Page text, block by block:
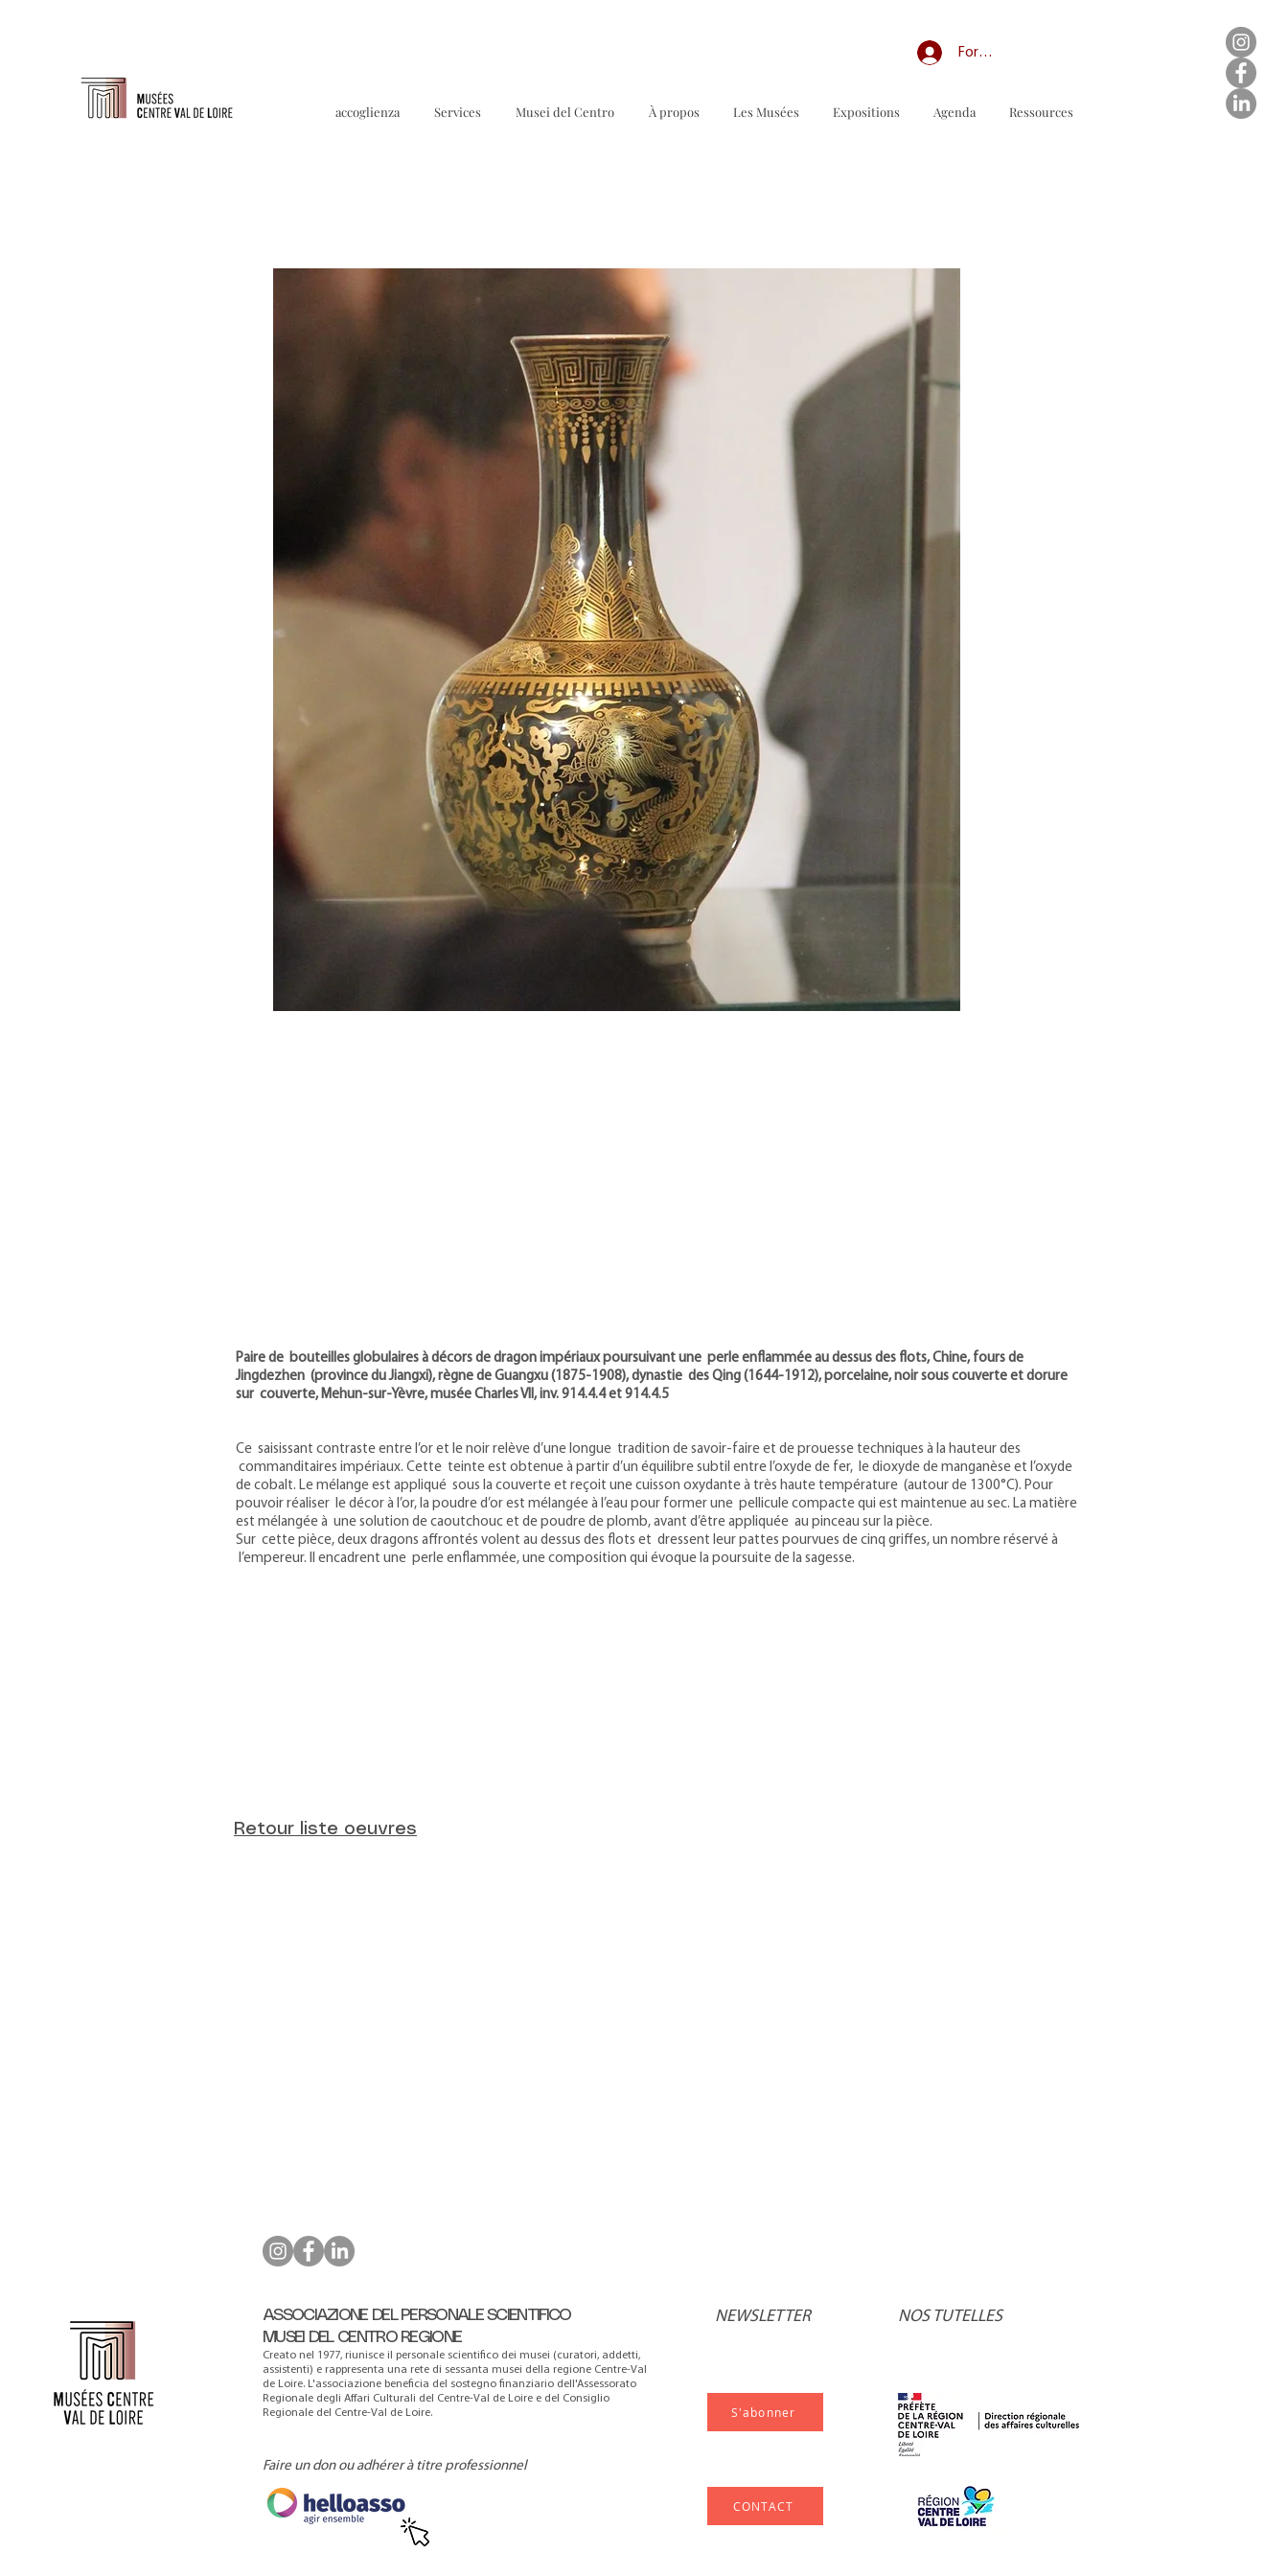
Forum professionnel/My Groups
accoglienza Services Musei del Centro À propos Les Musées Expositions Agenda Ressources
À propos
Paire de bouteilles globulaires à décors de dragon impériaux poursuivant une perle enflammée au dessus des flots, Chine, fours de
Jingdezhen (province du Jiangxi), règne de Guangxu (1875-1908), dynastie des Qing (1644-1912), porcelaine, noir sous couverte et dorure
sur couverte, Mehun-sur-Yèvre, musée Charles VII, inv. 914.4.4 et 914.4.5
Ce saisissant contraste entre l’or et le noir relève d’une longue tradition de savoir-faire et de prouesse techniques à la hauteur des
commanditaires impériaux. Cette teinte est obtenue à partir d’un équilibre subtil entre l’oxyde de fer, le dioxyde de manganèse et l’oxyde
de cobalt. Le mélange est appliqué sous la couverte et reçoit une cuisson oxydante à très haute température (autour de 1300°C). Pour
pouvoir réaliser le décor à l’or, la poudre d’or est mélangée à l’eau pour former une pellicule compacte qui est maintenue au sec. La matière
est mélangée à une solution de caoutchouc et de poudre de plomb, avant d’être appliquée au pinceau sur la pièce.
Sur cette pièce, deux dragons affrontés volent au dessus des flots et dressent leur pattes pourvues de cinq griffes, un nombre réservé à
l’empereur. Il encadrent une perle enflammée, une composition qui évoque la poursuite de la sagesse.
Retour liste oeuvres
ASSOCIAZIONE DEL PERSONALE SCIENTIFICO
MUSEI DEL CENTRO REGIONE
Creato nel 1977, riunisce il personale scientifico dei musei (curatori, addetti,
assistenti) e rappresenta una rete di sessanta musei della regione Centre-Val
de Loire. L'associazione beneficia del sostegno finanziario dell'Assessorato
Regionale degli Affari Culturali del Centre-Val de Loire e del Consiglio
Regionale del Centre-Val de Loire.
NEWSLETTER
S'abonner
Faire un don ou adhérer à titre professionnel
CONTACT
NOS TUTELLES